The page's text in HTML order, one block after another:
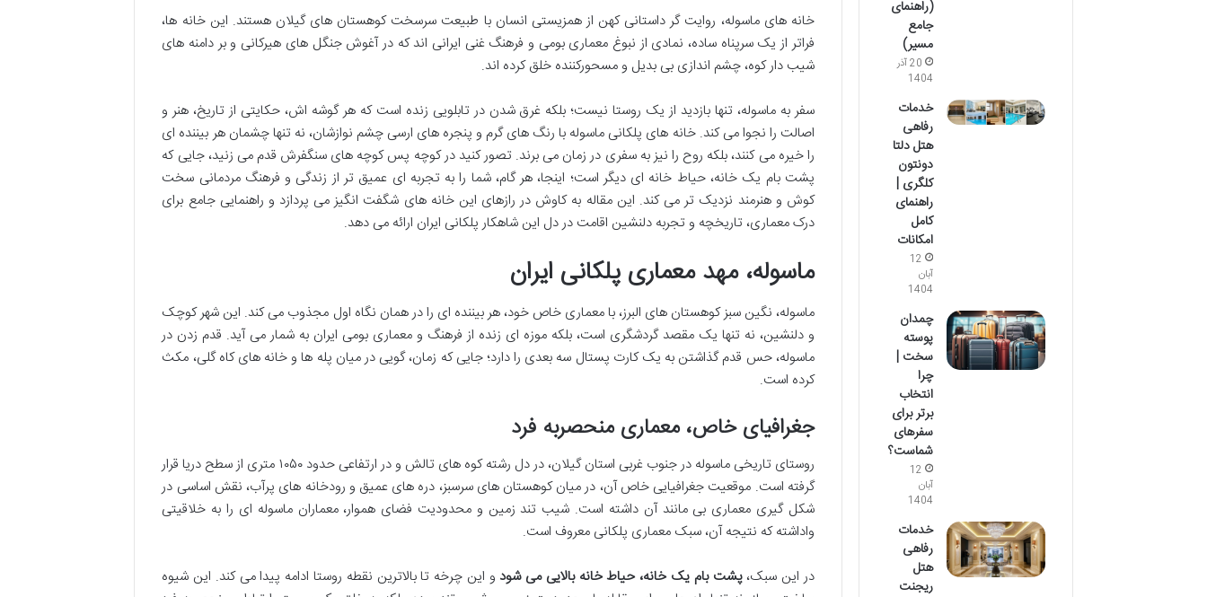
خانه های ماسوله، روایت گر داستانی کهن از همزیستی انسان با طبیعت سرسخت کوهستان های گیلان هستند. این خانه ها،
فراتر از یک سرپناه ساده، نمادی از نبوغ معماری بومی و فرهنگ غنی ایرانی اند که در آغوش جنگل های هیرکانی و بر دامنه های
شیب دار کوه، چشم اندازی بی بدیل و مسحورکننده خلق کرده اند.
سفر به ماسوله، تنها بازدید از یک روستا نیست؛ بلکه غرق شدن در تابلویی زنده است که هر گوشه اش، حکایتی از تاریخ، هنر و
اصالت را نجوا می کند. خانه های پلکانی ماسوله با رنگ های گرم و پنجره های ارسی چشم نوازشان، نه تنها چشمان هر بیننده ای
را خیره می کنند، بلکه روح را نیز به سفری در زمان می برند. تصور کنید در کوچه پس کوچه های سنگفرش قدم می زنید، جایی که
پشت بام یک خانه، حیاط خانه ای دیگر است؛ اینجا، هر گام، شما را به تجربه ای عمیق تر از زندگی و فرهنگ مردمانی سخت
کوش و هنرمند نزدیک تر می کند. این مقاله به کاوش در رازهای این خانه های شگفت انگیز می پردازد و راهنمایی جامع برای
درک معماری، تاریخچه و تجربه دلنشین اقامت در دل این شاهکار پلکانی ایران ارائه می دهد.
ماسوله، مهد معماری پلکانی ایران
ماسوله، نگین سبز کوهستان های البرز، با معماری خاص خود، هر بیننده ای را در همان نگاه اول مجذوب می کند. این شهر کوچک
و دلنشین، نه تنها یک مقصد گردشگری است، بلکه موزه ای زنده از فرهنگ و معماری بومی ایران به شمار می آید. قدم زدن در
ماسوله، حس قدم گذاشتن به یک کارت پستال سه بعدی را دارد؛ جایی که زمان، گویی در میان پله ها و خانه های کاه گلی، مکث
کرده است.
جغرافیای خاص، معماری منحصربه فرد
روستای تاریخی ماسوله در جنوب غربی استان گیلان، در دل رشته کوه های تالش و در ارتفاعی حدود ۱۰۵۰ متری از سطح دریا قرار
گرفته است. موقعیت جغرافیایی خاص آن، در میان کوهستان های سرسبز، دره های عمیق و رودخانه های پرآب، نقش اساسی در
شکل گیری معماری بی مانند آن داشته است. شیب تند زمین و محدودیت فضای هموار، معماران ماسوله ای را به خلاقیتی
واداشته که نتیجه آن، سبک معماری پلکانی معروف است.
در این سبک،پشت بام یک خانه، حیاط خانه بالایی می شود و این چرخه تا بالاترین نقطه روستا ادامه پیدا می کند. این شیوه
(راهنمای
جامع
مسیر)
20 آذر
1404
خدمات
رفاهی
هتل دلتا
دونتون
کلگری |
راهنمای
کامل
امکانات
12
آبان
1404
چمدان
پوسته
سخت |
چرا
انتخاب
برتر برای
سفرهای
شماست؟
12
آبان
1404
خدمات
رفاهی
هتل
ریجنت